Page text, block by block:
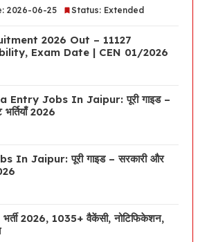
2026-06-25 Status: Extended
2026 Out – 11127
Exam Date | CEN 01/2026
Entry Jobs In Jaipur: पूरी गाइड –
2026
In Jaipur: पूरी गाइड – सरकारी और
2026, 1035+ वैकेंसी, नोटिफिकेशन,